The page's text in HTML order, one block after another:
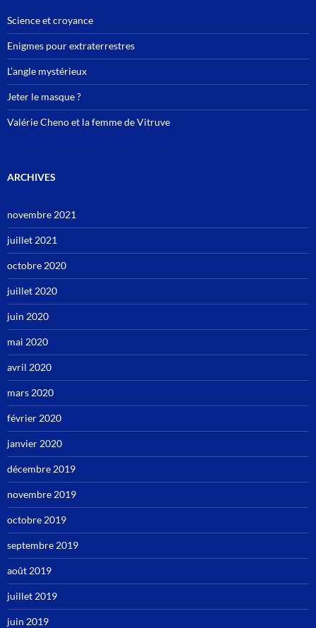
Science et croyance
Enigmes pour extraterrestres
L’angle mystérieux
Jeter le masque ?
Valérie Cheno et la femme de Vitruve
ARCHIVES
novembre 2021
juillet 2021
octobre 2020
juillet 2020
juin 2020
mai 2020
avril 2020
mars 2020
février 2020
janvier 2020
décembre 2019
novembre 2019
octobre 2019
septembre 2019
août 2019
juillet 2019
juin 2019